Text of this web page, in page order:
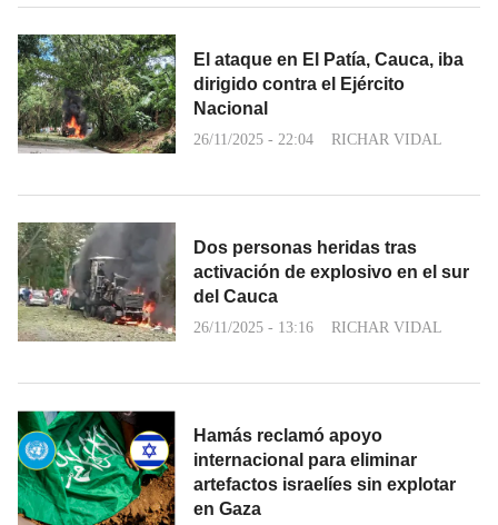
El ataque en El Patía, Cauca, iba
dirigido contra el Ejército
Nacional
26/11/2025 - 22:04 RICHAR VIDAL
Dos personas heridas tras
activación de explosivo en el sur
del Cauca
26/11/2025 - 13:16 RICHAR VIDAL
Hamás reclamó apoyo
internacional para eliminar
artefactos israelíes sin explotar
en Gaza